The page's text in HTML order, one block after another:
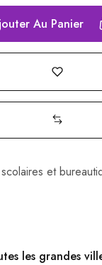
Au Panier
et
les grandes